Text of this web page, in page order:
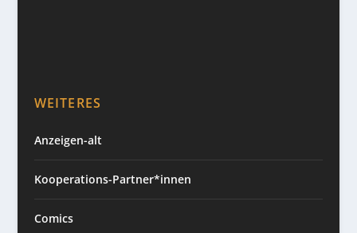
WEITERES
Anzeigen-alt
Kooperations-Partner*innen
Comics